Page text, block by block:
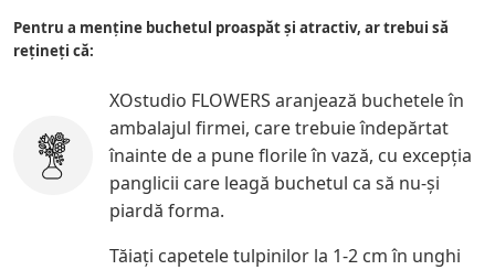
Pentru a menține buchetul proaspăt și atractiv, ar trebui să
rețineți că:
XOstudio FLOWERS aranjează buchetele în
ambalajul firmei, care trebuie îndepărtat
înainte de a pune florile în vază, cu excepţia
panglicii care leagă buchetul ca să nu-şi
piardă forma.
Tăiați capetele tulpinilor la 1-2 cm în unghi